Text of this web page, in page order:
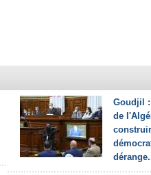
Goudjil
de